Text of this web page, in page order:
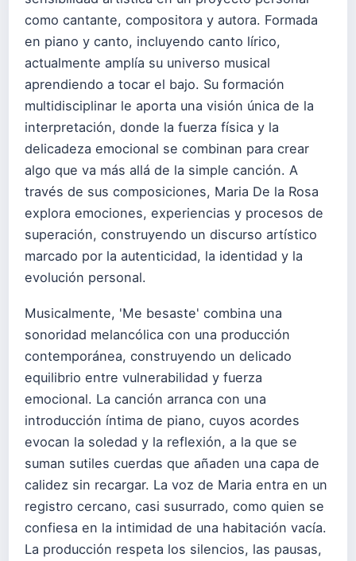
como cantante, compositora y autora. Formada
en piano y canto, incluyendo canto lírico,
actualmente amplía su universo musical
aprendiendo a tocar el bajo. Su formación
multidisciplinar le aporta una visión única de la
interpretación, donde la fuerza física y la
delicadeza emocional se combinan para crear
algo que va más allá de la simple canción. A
través de sus composiciones, Maria De la Rosa
explora emociones, experiencias y procesos de
superación, construyendo un discurso artístico
marcado por la autenticidad, la identidad y la
evolución personal.
Musicalmente, 'Me besaste' combina una
sonoridad melancólica con una producción
contemporánea, construyendo un delicado
equilibrio entre vulnerabilidad y fuerza
emocional. La canción arranca con una
introducción íntima de piano, cuyos acordes
evocan la soledad y la reflexión, a la que se
suman sutiles cuerdas que añaden una capa de
calidez sin recargar. La voz de Maria entra en un
registro cercano, casi susurrado, como quien se
confiesa en la intimidad de una habitación vacía.
La producción respeta los silencios, las pausas,